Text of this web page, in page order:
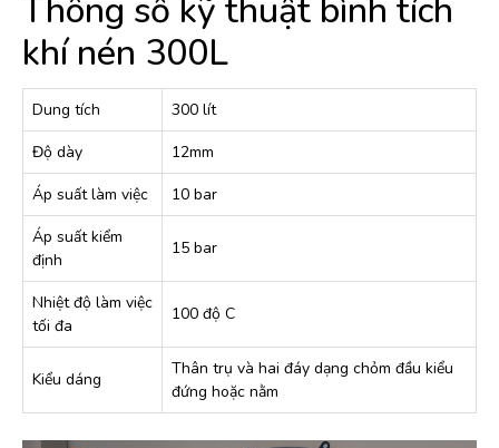
Thông số kỹ thuật bình tích
khí nén 300L
Dung tích
300 lít
Độ dày
12mm
Áp suất làm việc
10 bar
Áp suất kiểm
định
15 bar
Nhiệt độ làm việc
tối đa
100 độ C
Kiểu dáng
Thân trụ và hai đáy dạng chỏm đầu kiểu
đứng hoặc nằm